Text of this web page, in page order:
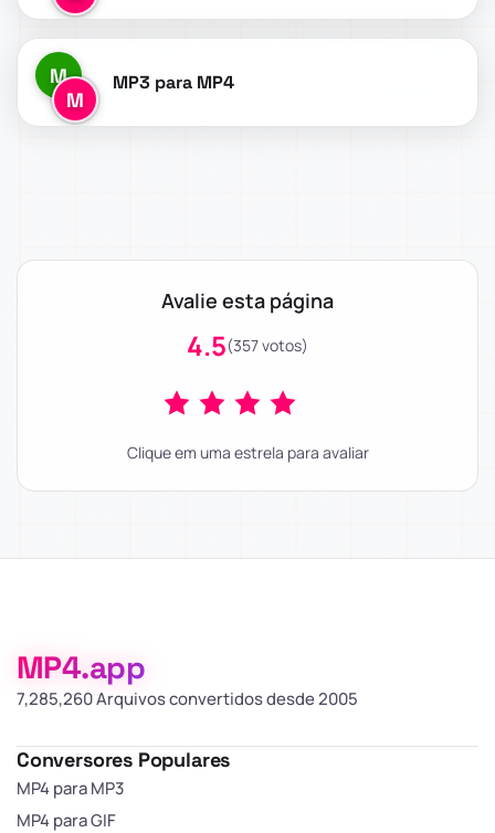
M
M
MP3 para MP4
Avalie esta página
4.5(357 votos)
Clique em uma estrela para avaliar
MP4.app
7,285,261 Arquivos convertidos desde 2005
Conversores Populares
MP4 para MP3
MP4 para GIF